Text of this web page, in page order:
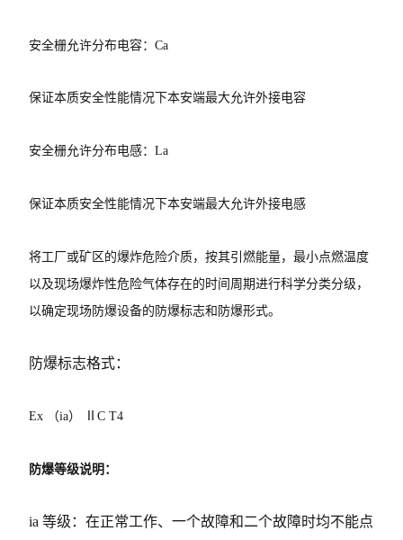
安全栅允许分布电容：Ca
保证本质安全性能情况下本安端最大允许外接电容
安全栅允许分布电感：La
保证本质安全性能情况下本安端最大允许外接电感
将工厂或矿区的爆炸危险介质，按其引燃能量，最小点燃温度
以及现场爆炸性危险气体存在的时间周期进行科学分类分级，
以确定现场防爆设备的防爆标志和防爆形式。
防爆标志格式：
Ex （ia） ⅡC T4
防爆等级说明：
ia 等级：在正常工作、一个故障和二个故障时均不能点